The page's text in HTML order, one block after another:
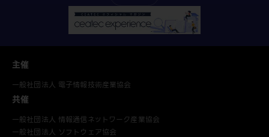
主催
一般社団法人 電子情報技術産業協会
共催
一般社団法人 情報通信ネットワーク産業協会
一般社団法人 ソフトウェア協会